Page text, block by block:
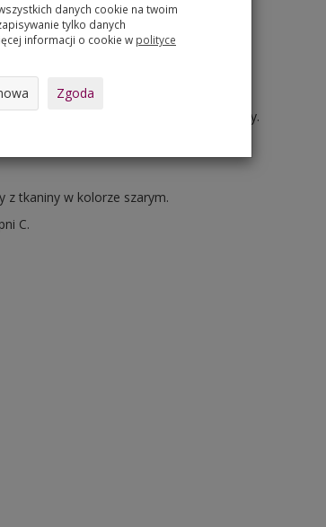
z mocnej, wodoodpornej tkaniny.
z wytrzymałej taśmy.
z tkaniny w kolorze szarym.
C.
danych cookie na twoim
tylko danych
informacji o cookie w polityce
Zgoda